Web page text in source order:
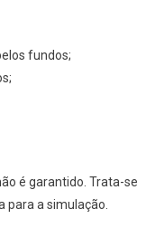
fundos;
é garantido. Trata-se
a simulação.